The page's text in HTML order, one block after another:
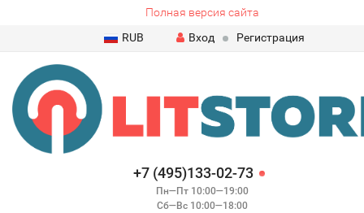
Полная версия сайта
RUB
Вход Регистрация
+7 (495)133-02-73
Пн—Пт 10:00—19:00
Сб—Вс 10:00—18:00